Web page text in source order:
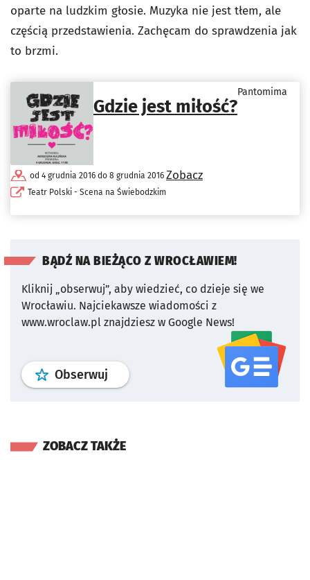
oparte na ludzkim głosie. Muzyka nie jest tłem, ale
częścią przedstawienia. Zachęcam do sprawdzenia jak
to brzmi.
Gdzie jest miłość?
Pantomima
od 4 grudnia 2016 do 8 grudnia 2016
Teatr Polski - Scena na Świebodzkim
Zobacz
BĄDŹ NA BIEŻĄCO Z WROCŁAWIEM!
Kliknij „obserwuj”, aby wiedzieć, co dzieje się we
Wrocławiu. Najciekawsze wiadomości z
www.wroclaw.pl znajdziesz w Google News!
Obserwuj profil serwisu
ZOBACZ TAKŻE